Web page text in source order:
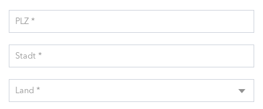
PLZ *
Stadt *
Land *